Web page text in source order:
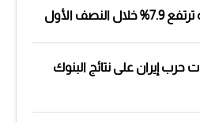
النصف الأول
إيران على نتائج البنوك